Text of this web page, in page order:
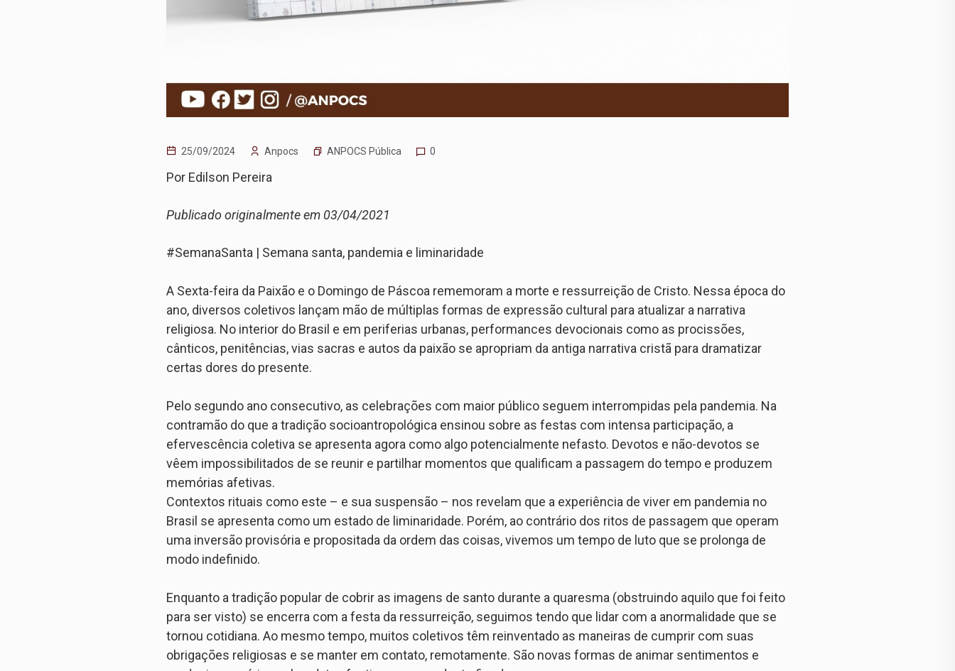
25/09/2024 Anpocs ANPOCS Pública 0
Por Edilson Pereira
Publicado originalmente em 03/04/2021
#SemanaSanta | Semana santa, pandemia e liminaridade
A Sexta-feira da Paixão e o Domingo de Páscoa rememoram a morte e ressurreição de Cristo. Nessa época do
ano, diversos coletivos lançam mão de múltiplas formas de expressão cultural para atualizar a narrativa
religiosa. No interior do Brasil e em periferias urbanas, performances devocionais como as procissões,
cânticos, penitências, vias sacras e autos da paixão se apropriam da antiga narrativa cristã para dramatizar
certas dores do presente.
Pelo segundo ano consecutivo, as celebrações com maior público seguem interrompidas pela pandemia. Na
contramão do que a tradição socioantropológica ensinou sobre as festas com intensa participação, a
efervescência coletiva se apresenta agora como algo potencialmente nefasto. Devotos e não-devotos se
vêem impossibilitados de se reunir e partilhar momentos que qualificam a passagem do tempo e produzem
memórias afetivas.
Contextos rituais como este – e sua suspensão – nos revelam que a experiência de viver em pandemia no
Brasil se apresenta como um estado de liminaridade. Porém, ao contrário dos ritos de passagem que operam
uma inversão provisória e propositada da ordem das coisas, vivemos um tempo de luto que se prolonga de
modo indefinido.
Enquanto a tradição popular de cobrir as imagens de santo durante a quaresma (obstruindo aquilo que foi feito
para ser visto) se encerra com a festa da ressurreição, seguimos tendo que lidar com a anormalidade que se
tornou cotidiana. Ao mesmo tempo, muitos coletivos têm reinventado as maneiras de cumprir com suas
obrigações religiosas e se manter em contato, remotamente. São novas formas de animar sentimentos e